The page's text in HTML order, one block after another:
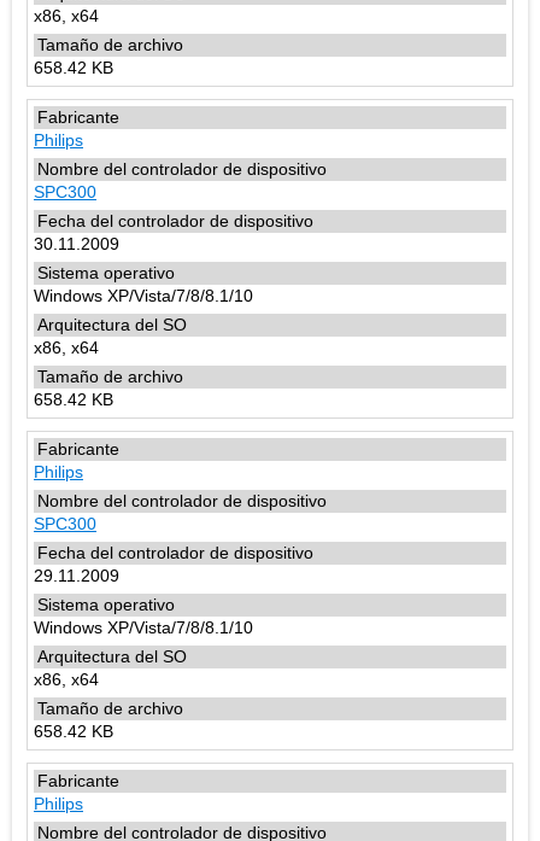
x86, x64
658.42 KB
Philips
SPC300
30.11.2009
Windows XP/Vista/7/8/8.1/10
x86, x64
658.42 KB
Philips
SPC300
29.11.2009
Windows XP/Vista/7/8/8.1/10
x86, x64
658.42 KB
Philips